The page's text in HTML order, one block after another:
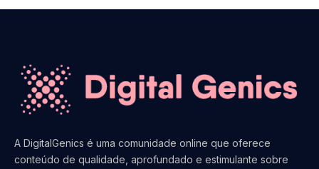
A DigitalGenics é uma comunidade online que oferece
conteúdo de qualidade, aprofundado e estimulante sobre